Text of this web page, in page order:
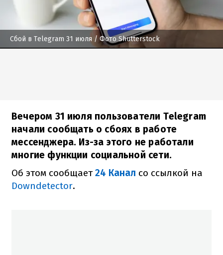
Сбой в Telegram 31 июля / Фото Shutterstock
Вечером 31 июля пользователи Telegram
начали сообщать о сбоях в работе
мессенджера. Из-за этого не работали
многие функции социальной сети.
Об этом сообщает24 Канал со ссылкой на
Downdetector.